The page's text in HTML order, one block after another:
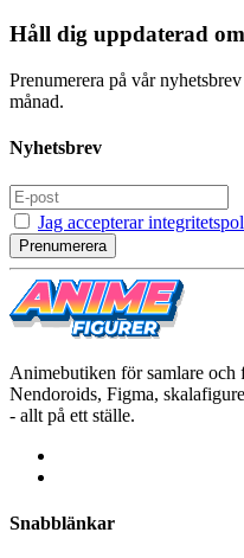
Håll dig uppdaterad
Prenumerera på vår
månad.
Nyhetsbrev
Jag accepterar
Prenumerera
Animebutiken för samlare
Nendoroids, Figma,
- allt på ett ställe.
Snabblänkar